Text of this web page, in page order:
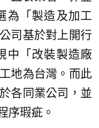
為「製造及加工
司基於對上開行
中「改裝製造廠
地為台灣。而此
各同業公司，並
序瑕疵。